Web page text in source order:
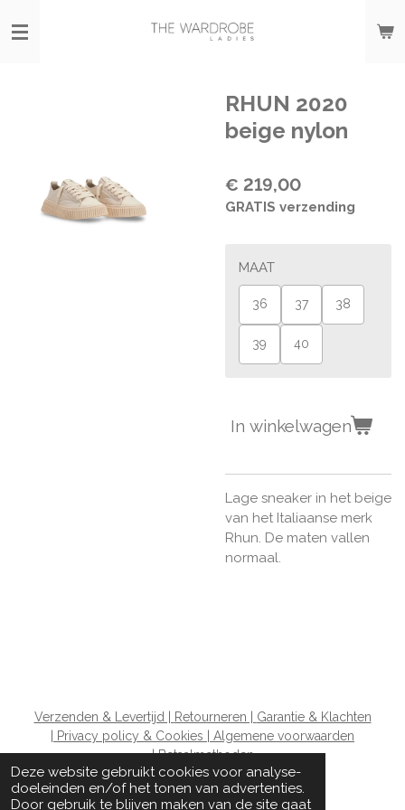
Deze website gebruikt cookies voor analyse-
doeleinden en/of het tonen van advertenties.
Door gebruik te blijven maken van de site gaat
direct
RHUN 2020
beige nylon
€ 219,00
GRATIS verzending
MAAT
36 37 38
39 40
In winkelwagen
Lage sneaker in het beige
van het Italiaanse merk
Rhun. De maten vallen
normaal.
Verzenden & Levertijd | Retourneren | Garantie & Klachten
Privacy policy & Cookies | Algemene voorwaarden
|Betaalmethoden